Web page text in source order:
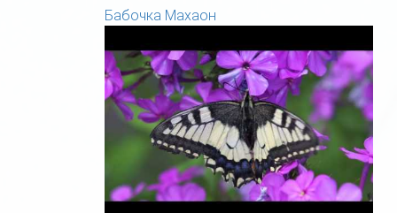
Бабочка Махаон